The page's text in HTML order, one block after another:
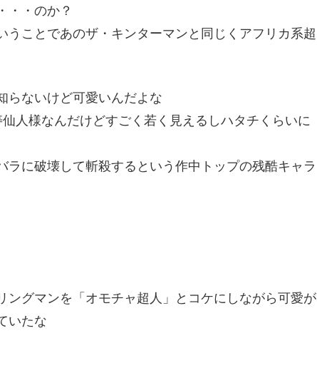
・・のか？
ことであのザ・キンターマンと同じくアフリカ系超
らないけど可愛いんだよな
人様なんだけどすごく若く見えるしハタチくらいに
に破壊して斬殺するという作中トップの残酷キャラ
ングマンを「オモチャ超人」とコケにしながら可愛が
いたな